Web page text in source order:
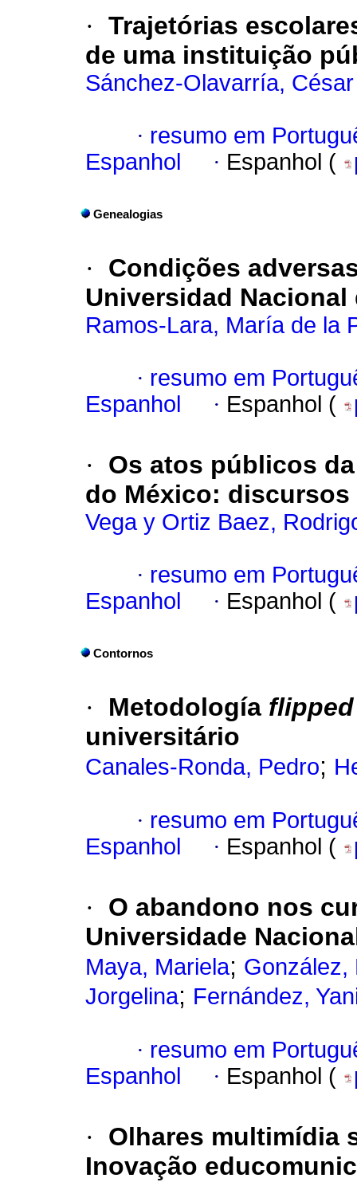
· Trajetórias
de uma instituição
Sánchez-Olavarría, César
· resumo em
Espanhol
· Espanhol (
Genealogias
·
Condições
Universidad Nacional
Ramos-Lara, María de la
· resumo em
Espanhol
· Espanhol (
·
Os atos públicos
do México: discursos
Vega y Ortiz Baez,
· resumo em
Espanhol
· Espanhol (
Contornos
· Metodología
universitário
Canales-Ronda, Pedro;
· resumo em
Espanhol
· Espanhol (
·
O abandono nos
Universidade
Maya, Mariela; González,
Jorgelina; Fernández,
· resumo em
Espanhol
· Espanhol (
·
Olhares multimídia
Inovação